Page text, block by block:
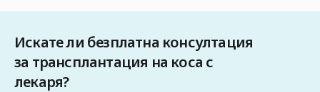
Искате ли безплатна консултация
за трансплантация на коса с
лекаря?